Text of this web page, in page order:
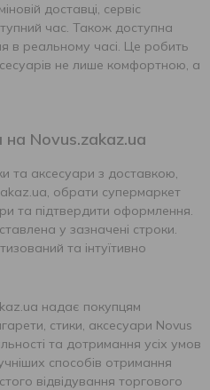
доставці, сервіс
час. Також доступна
в реальному часі. Це робить
не лише комфортною, а
Novus.zakaz.ua
та аксесуари з доставкою,
обрати супермаркет
та підтвердити оформлення.
у зазначені строки.
та інтуїтивно
надає покупцям
стики, аксесуари Novus
та дотримання усіх умов
способів отримання
відвідування торгового